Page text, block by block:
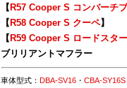
【 R57 Cooper S コンバーチ
【 R58 Cooper S クーペ】
【 R59 Cooper S ロードスタ
ブリリアントマフラー
車体型式：DBA-SV16 ・CBA-SY16S